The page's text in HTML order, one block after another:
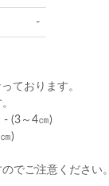
-
ております。
(3～4㎝)
)
でご注意ください。